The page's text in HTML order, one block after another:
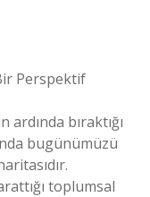
Perspektif
ardında bıraktığı
bugünümüzü
toplumsal